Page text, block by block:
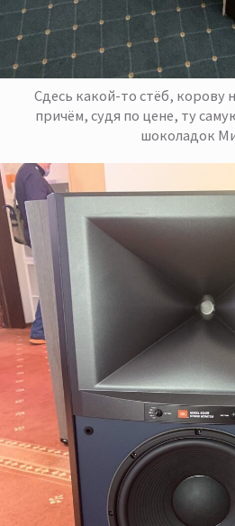
Сдесь какой-то стёб, корову
причём, судя по цене, ту
шоколадок